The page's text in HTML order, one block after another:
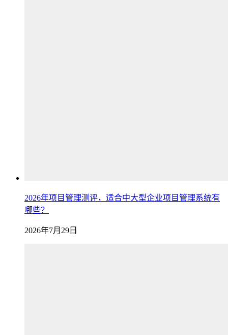
2026年项目管理测评，适合中大型企业项目管理系统有
哪些？
2026年7月29日